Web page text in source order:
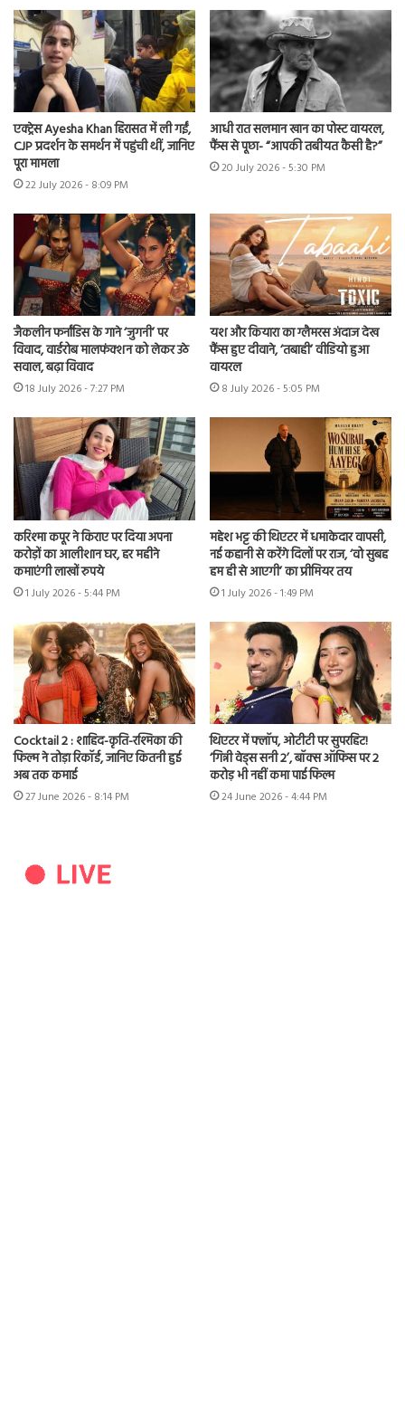
एक्ट्रेस Ayesha Khan हिरासत में ली गईं,
CJP प्रदर्शन के समर्थन में पहुंची थीं, जानिए
पूरा मामला
22 July 2026 - 8:09 PM
आधी रात सलमान खान का पोस्ट वायरल,
फैंस से पूछा- “आपकी तबीयत कैसी है?”
20 July 2026 - 5:30 PM
जैकलीन फर्नांडिस के गाने ‘जुगनी’ पर
विवाद, वार्डरोब मालफंक्शन को लेकर उठे
सवाल, बढ़ा विवाद
18 July 2026 - 7:27 PM
यश और कियारा का ग्लैमरस अंदाज देख
फैंस हुए दीवाने, ‘तबाही’ वीडियो हुआ
वायरल
8 July 2026 - 5:05 PM
करिश्मा कपूर ने किराए पर दिया अपना
करोड़ों का आलीशान घर, हर महीने
कमाएंगी लाखों रुपये
1 July 2026 - 5:44 PM
महेश भट्ट की थिएटर में धमाकेदार वापसी,
नई कहानी से करेंगे दिलों पर राज, ‘वो सुबह
हम ही से आएगी’ का प्रीमियर तय
1 July 2026 - 1:49 PM
Cocktail 2 : शाहिद-कृति-रश्मिका की
फिल्म ने तोड़ा रिकॉर्ड, जानिए कितनी हुई
अब तक कमाई
27 June 2026 - 8:14 PM
थिएटर में फ्लॉप, ओटीटी पर सुपरहिट!
‘गिन्नी वेड्स सनी 2’, बॉक्स ऑफिस पर 2
करोड़ भी नहीं कमा पाई फिल्म
24 June 2026 - 4:44 PM